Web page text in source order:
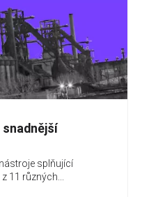
snadnější
splňující
11 různých...